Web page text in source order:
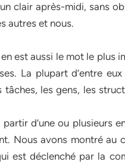
clair après-midi, sans
autres et nous.
est aussi le mot le plus
La plupart d’entre
les gens, les
d’une ou plusieurs
Nous avons montré au
est déclenché par la